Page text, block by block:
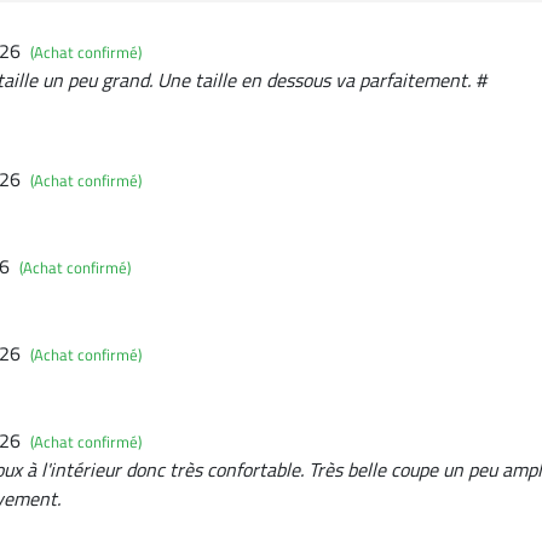
(Achat confirmé)
un peu grand. Une taille en dessous va parfaitement. #
(Achat confirmé)
(Achat confirmé)
(Achat confirmé)
(Achat confirmé)
à l'intérieur donc très confortable. Très belle coupe un peu